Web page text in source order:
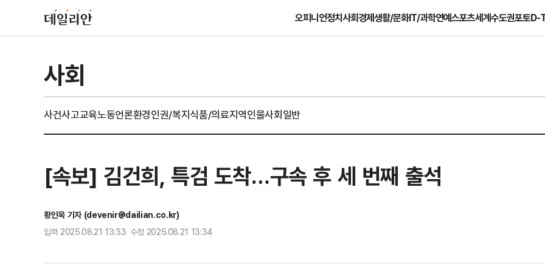
오피니언정치사회경제생활/문화IT/과학연예스포츠세계수도권포토D-
사회
사건사고교육노동언론환경인권/복지식품/의료지역인물사회일반
[속보] 김건희, 특검 도착…구속 후 세 번째 출석
황인욱 기자 (devenir@dailian.co.kr)
입력 2025.08.21 13:33 수정 2025.08.21 13:34